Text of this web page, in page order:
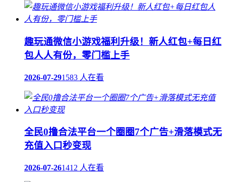
趣玩通微信小游戏福利升级！新人红包+每日红
包人人有份，零门槛上手
2026-07-291583 人在看
全民0撸合法平台一个圈圈7个广告+滑落模式无
充值入口秒变现
2026-07-261412 人在看